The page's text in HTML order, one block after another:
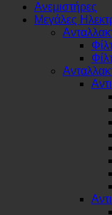
Ανεμιστήρες
Μεγάλες